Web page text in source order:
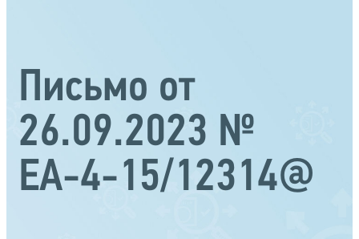
Письмо от
26.09.2023 №
ЕА-4-15/12314@